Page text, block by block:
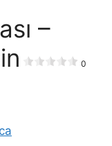
–
0